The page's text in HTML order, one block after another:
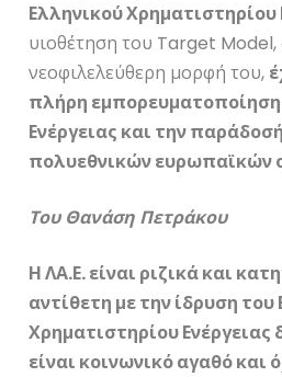
Ελληνικού Χρηματιστηρίου
υιοθέτηση του Target Model,
νεοφιλελεύθερη μορφή του,
πλήρη
Ενέργειας και την
πολυεθνικών ευρωπαϊκών
Του Θανάση Πετράκου
Η ΛΑ.Ε. είναι ριζικά και
αντίθετη με την ίδρυση του
Χρηματιστηρίου Ενέργειας
είναι κοινωνικό αγαθό και